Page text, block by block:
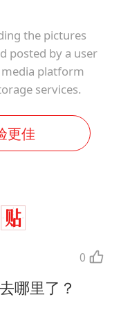
the pictures
posted by a user
media platform
services.
更佳
0
哪里了？